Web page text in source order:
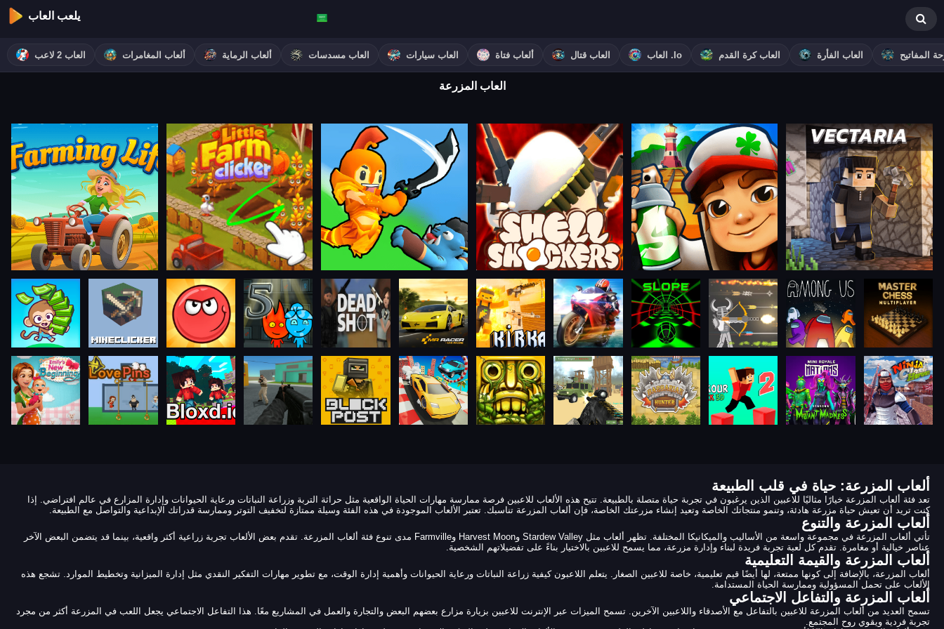
يلعب العاب
العاب 2 لاعب ألعاب المغامرات ألعاب الرماية العاب مسدسات العاب سيارات ألعاب فتاة العاب قتال العاب .io العاب كرة القدم العاب الفأرة المفاتيح
العاب المزرعة
ألعاب المزرعة: حياة في قلب الطبيعة
تعد فئة ألعاب المزرعة خيارًا مثاليًا للاعبين الذين يرغبون في تجربة حياة متصلة بالطبيعة. تتيح هذه الألعاب للاعبين فرصة ممارسة مهارات الحياة الواقعية مثل حراثة التربة وزراعة النباتات ورعاية الحيوانات وإدارة المزارع في عالم افتراضي. إذا
كنت تريد أن تعيش حياة مزرعة هادئة، وتنمو منتجاتك الخاصة وتعيد إنشاء مزرعتك الخاصة، فإن ألعاب المزرعة تناسبك. تعتبر الألعاب الموجودة في هذه الفئة وسيلة ممتازة لتخفيف التوتر وممارسة قدراتك الإبداعية والتواصل مع الطبيعة.
ألعاب المزرعة والتنوع
تأتي ألعاب المزرعة في مجموعة واسعة من الأساليب والميكانيكا المختلفة. تظهر ألعاب مثل Stardew Valley وHarvest Moon وFarmville مدى تنوع فئة ألعاب المزرعة. تقدم بعض الألعاب تجربة زراعية أكثر واقعية، بينما قد يتضمن البعض الآخر
عناصر خيالية أو مغامرة. تقدم كل لعبة تجربة فريدة لبناء وإدارة مزرعة، مما يسمح للاعبين بالاختيار بناءً على تفضيلاتهم الشخصية.
ألعاب المزرعة والقيمة التعليمية
ألعاب المزرعة، بالإضافة إلى كونها ممتعة، لها أيضًا قيم تعليمية، خاصة للاعبين الصغار. يتعلم اللاعبون كيفية زراعة النباتات ورعاية الحيوانات وأهمية إدارة الوقت، مع تطوير مهارات التفكير النقدي مثل إدارة الميزانية وتخطيط الموارد. تشجع هذه
الألعاب على تحمل المسؤولية وممارسة الحياة المستدامة.
ألعاب المزرعة والتفاعل الاجتماعي
تسمح العديد من ألعاب المزرعة للاعبين بالتفاعل مع الأصدقاء واللاعبين الآخرين. تسمح الميزات عبر الإنترنت للاعبين بزيارة مزارع بعضهم البعض والتجارة والعمل في المشاريع معًا. هذا التفاعل الاجتماعي يجعل اللعب في المزرعة أكثر من مجرد
تجربة فردية ويقوي روح المجتمع.